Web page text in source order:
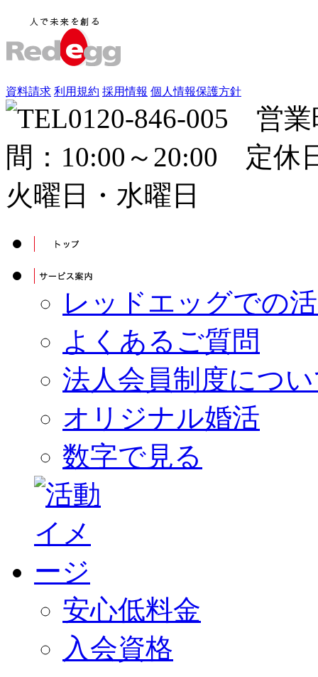
資料請求 利用規約 採用情報 個人情報保護方針
レッドエッグでの
よくあるご質問
法人会員制度につ
オリジナル婚活
数字で見る
安心低料金
入会資格